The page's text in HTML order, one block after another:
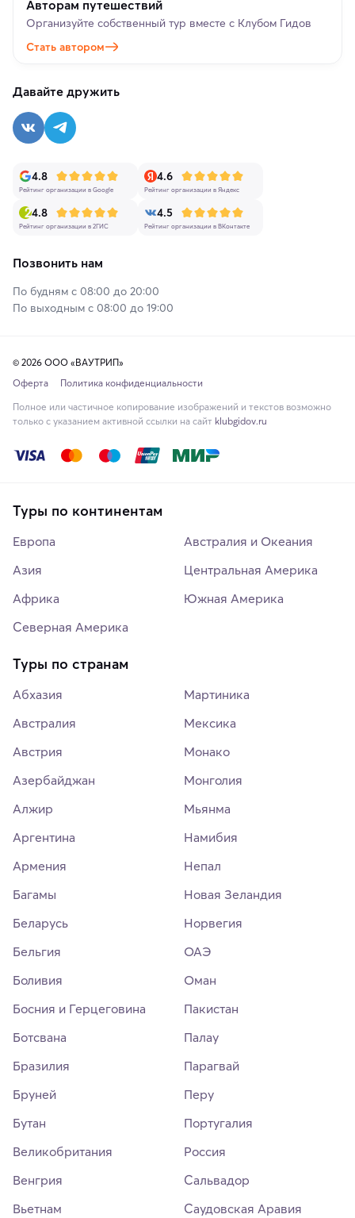
Авторам путешествий
Организуйте собственный тур вместе с Клубом Гидов
Стать автором
Давайте дружить
4.8
Рейтинг организации в Google
4.6
Рейтинг организации в Яндекс
4.8
Рейтинг организации в 2ГИС
4.5
Рейтинг организации в ВКонтакте
Позвонить нам
По будням с 08:00 до 20:00
По выходным с 08:00 до 19:00
© 2026 ООО «ВАУТРИП»
Оферта
Политика конфиденциальности
Полное или частичное копирование изображений и текстов возможно
только с указанием активной ссылки на сайт klubgidov.ru
Туры по континентам
Европа
Азия
Африка
Северная Америка
Австралия и Океания
Центральная Америка
Южная Америка
Туры по странам
Абхазия
Австралия
Австрия
Азербайджан
Алжир
Аргентина
Армения
Багамы
Беларусь
Бельгия
Боливия
Босния и Герцеговина
Ботсвана
Бразилия
Бруней
Бутан
Великобритания
Венгрия
Вьетнам
Мартиника
Мексика
Монако
Монголия
Мьянма
Намибия
Непал
Новая Зеландия
Норвегия
ОАЭ
Оман
Пакистан
Палау
Парагвай
Перу
Португалия
Россия
Сальвадор
Саудовская Аравия